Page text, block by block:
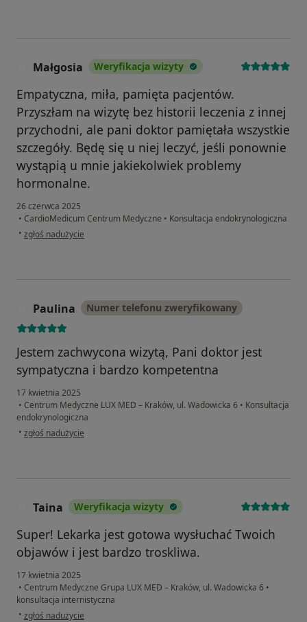
Małgosia Weryfikacja wizyty
Empatyczna, miła, pamięta pacjentów.
Przyszłam na wizytę bez historii leczenia z innej
przychodni, ale pani doktor pamiętała wszystkie
szczegóły. Będę się u niej leczyć, jeśli ponownie
wystąpią u mnie jakiekolwiek problemy
hormonalne.
26 czerwca 2025
• CardioMedicum Centrum Medyczne • Konsultacja endokrynologiczna
• w opinii użytkownika Małgosia
zgłoś nadużycie
Paulina Numer telefonu zweryfikowany
Jestem zachwycona wizytą, Pani doktor jest
sympatyczna i bardzo kompetentna
17 kwietnia 2025
• Centrum Medyczne LUX MED – Kraków, ul. Wadowicka 6 • Konsultacja
endokrynologiczna
• w opinii użytkownika Paulina
zgłoś nadużycie
Taina Weryfikacja wizyty
Super! Lekarka jest gotowa wysłuchać Twoich
objawów i jest bardzo troskliwa.
17 kwietnia 2025
• Centrum Medyczne Grupa LUX MED – Kraków, ul. Wadowicka 6 •
konsultacja internistyczna
• w opinii użytkownika Taina
zgłoś nadużycie